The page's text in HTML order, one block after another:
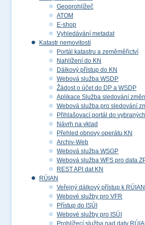
Geoprohlížeč
ATOM
E-shop
Vyhledávání metadat
Katastr nemovitostí
Portál katastru a zeměměřictví
Nahlížení do KN
Dálkový přístup do KN
Webová služba WSDP
Žádost o účet do DP a WSDP
Aplikace Služba sledování změn
Webová služba pro sledování
Přihlašovací portál do
Návrh na vklad
Přehled obnovy operátu KN
Archiv-Web
Webová služba WSGP
Webová služba WFS pro data
REST API dat KN
RÚIAN
Veřejný dálkový přístup k RÚIAN
Webové služby pro VFR
Přístup do ISÚI
Webové služby pro ISÚI
Prohlížecí služba nad daty